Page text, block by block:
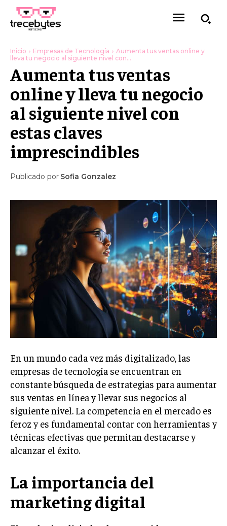
Inicio Empresas de Tecnología
Aumenta tus ventas online y
lleva tu negocio al siguiente nivel con...
Aumenta tus ventas
online y lleva tu negocio
al siguiente nivel con
estas claves
imprescindibles
Publicado por Sofia Gonzalez
En un mundo cada vez más digitalizado, las
empresas de tecnología se encuentran en
constante búsqueda de estrategias para aumentar
sus ventas en línea y llevar sus negocios al
siguiente nivel. La competencia en el mercado es
feroz y es fundamental contar con herramientas y
técnicas efectivas que permitan destacarse y
alcanzar el éxito.
La importancia del
marketing digital